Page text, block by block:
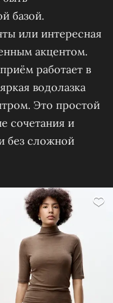
базой.
или интересная
акцентом.
работает в
водолазка
Это простой
сочетания и
без сложной